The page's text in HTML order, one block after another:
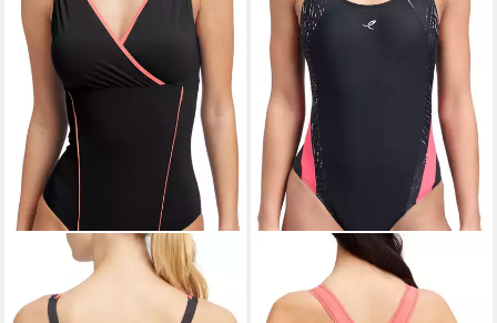
ENERGETICS
Badeanzug Da.-
Schwimmanzug Hanna W